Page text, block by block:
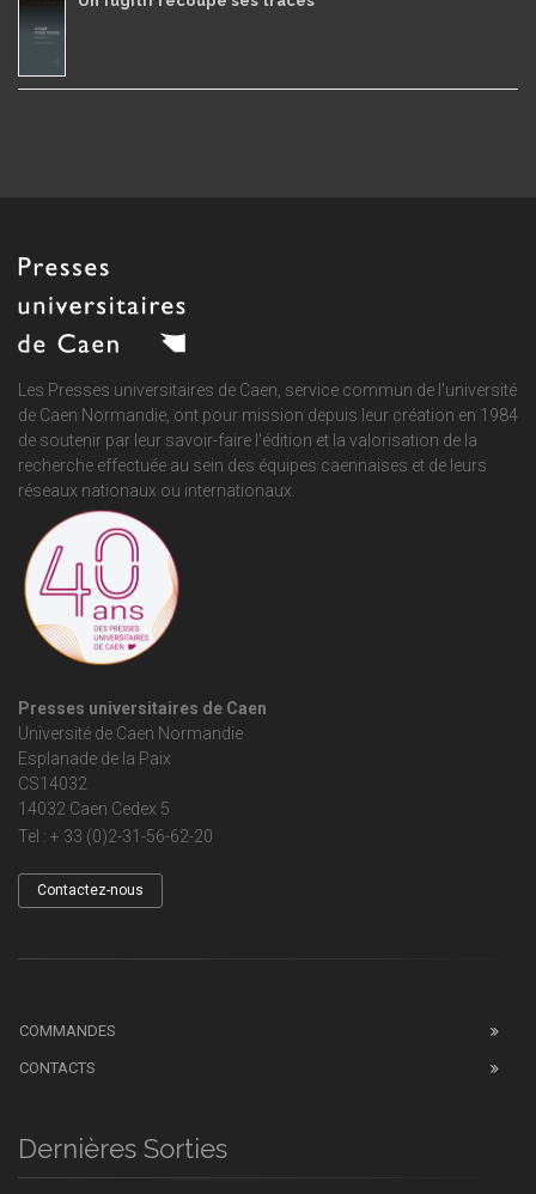
Les Presses universitaires de Caen, service commun de l'université
de Caen Normandie , ont pour mission depuis leur création en 1984
de soutenir par leur savoir-faire l'édition et la valorisation de la
recherche effectuée au sein des équipes caennaises et de leurs
réseaux nationaux ou internationaux.
Presses universitaires de Caen
Université de Caen Normandie
Esplanade de la Paix
CS14032
14032 Caen Cedex 5
Tel : + 33 (0)2-31-56-62-20
Contactez-nous
COMMANDES
CONTACTS
Dernières Sorties